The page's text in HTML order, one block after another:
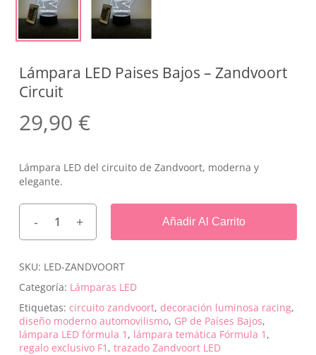
Lámpara LED Paises Bajos – Zandvoort
Circuit
29,90 €
Lámpara LED del circuito de Zandvoort, moderna y
elegante.
Añadir Al Carrito
SKU: LED-ZANDVOORT
Categoría: Lámparas LED
Etiquetas: circuito zandvoort, decoración luminosa racing,
diseño moderno automovilismo, GP de Países Bajos,
lámpara LED fórmula 1 , lámpara temática Fórmula 1 ,
regalo exclusivo F1 , trazado Zandvoort LED